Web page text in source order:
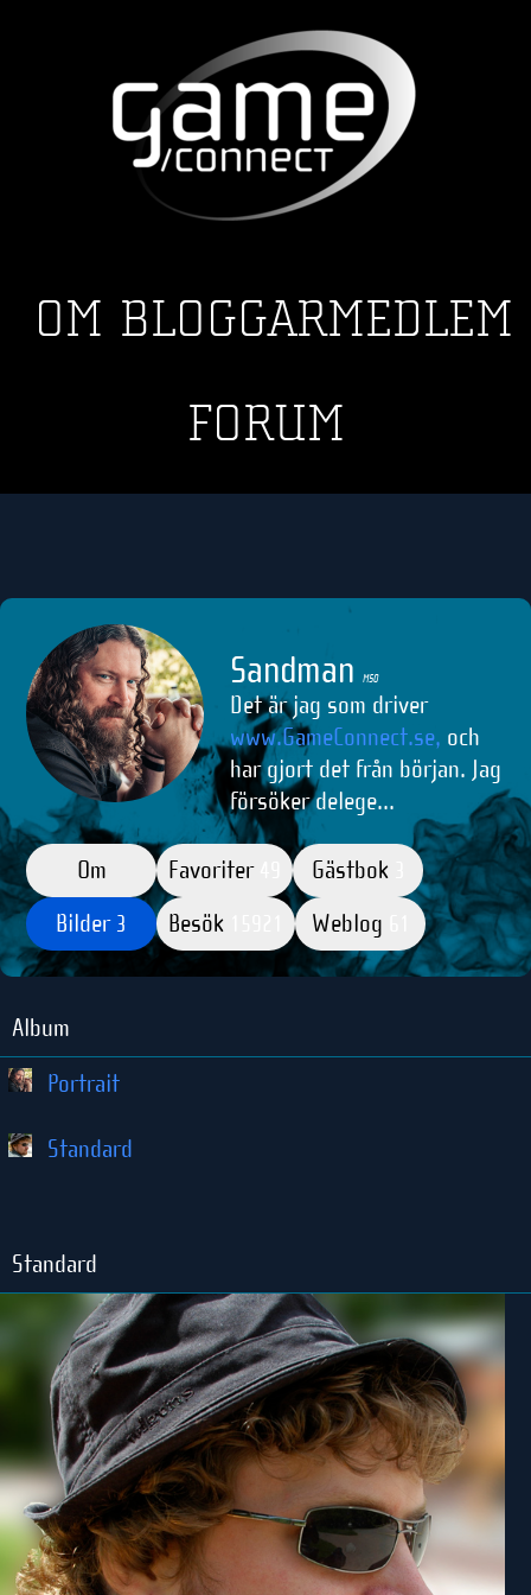
OM BLOGGARMEDLEM
FORUM
Sandman M50
Det är jag som driver
www.GameConnect.se, och
har gjort det från början. Jag
försöker delege...
Om Favoriter Gästbok
Bilder 3 Besök Weblog
Album
Portrait
Standard
Standard